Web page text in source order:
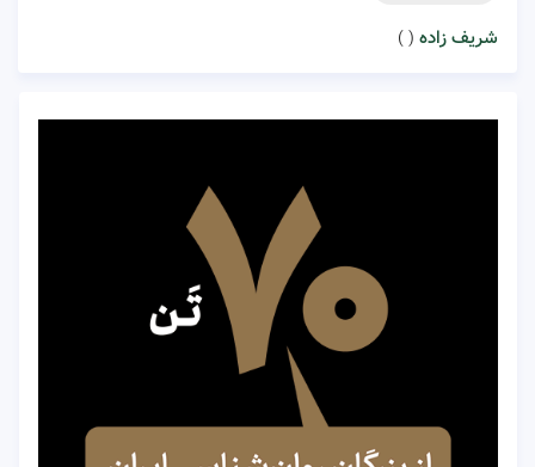
شریف زاده ( )